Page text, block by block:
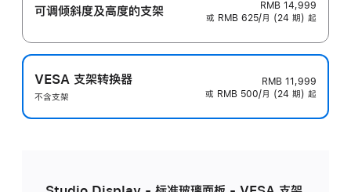
可调倾斜度及高‍度的支‍架
RMB 14,999
或 RMB 625/月 (24 期) 起
VESA 支架转换器
不含支架
RMB 11,999
或 RMB 500/月 (24 期) 起